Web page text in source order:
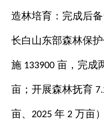
造林培育：完成后
长白山东部森林保
施 133900 亩，完成
亩；开展森林抚育
亩、 2025 年 2 万亩